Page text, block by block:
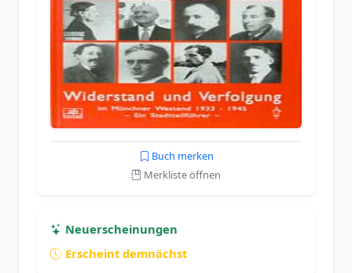
Buch merken
Merkliste öffnen
Neuerscheinungen
Erscheint demnächst